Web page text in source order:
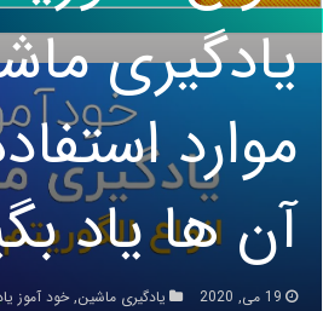
یادگیری
موارد
آن ها یاد
19 می, 2020 یادگیری ماشین,خود آموز